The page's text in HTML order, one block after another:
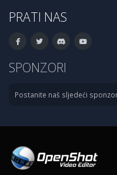
PRATI NAS
SPONZORI
Postanite naš sljedeći